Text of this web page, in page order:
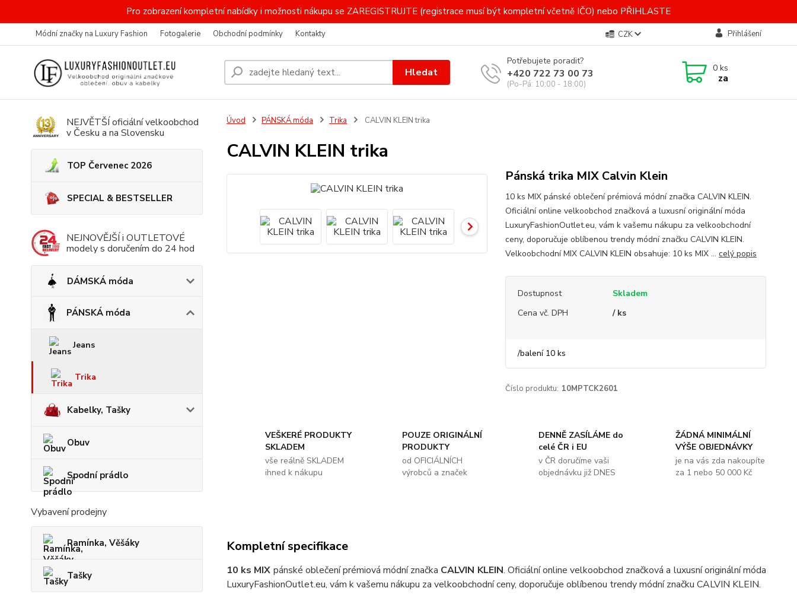
Pro zobrazení kompletní nabídky i možnosti nákupu se ZAREGISTRUJTE (registrace musí být kompletní včetně IČO) nebo PŘIHLASTE
Módní značky na Luxury Fashion Fotogalerie Obchodní podmínky Kontakty CZK Přihlášení
Hledat
Potřebujete poradit?
+420 722 73 00 73
(Po-Pá: 10:00 - 18:00)
0 ks
za
NEJVĚTŠÍ oficiální velkoobchod
v Česku a na Slovensku
TOP Červenec 2026
SPECIAL & BESTSELLER
NEJNOVĚJŠÍ i OUTLETOVÉ
modely s doručením do 24 hod
DÁMSKÁ móda
PÁNSKÁ móda
Jeans
Trika
Kabelky, Tašky
Obuv
Spodní prádlo
Vybavení prodejny
Ramínka, Věšáky
Tašky
Úvod PÁNSKÁ móda Trika CALVIN KLEIN trika
CALVIN KLEIN trika
Pánská trika MIX Calvin Klein
10 ks MIX pánské oblečení prémiová módní značka CALVIN KLEIN.
Oficiální online velkoobchod značková a luxusní originální móda
LuxuryFashionOutlet.eu, vám k vašemu nákupu za velkoobchodní
ceny, doporučuje oblíbenou trendy módní značku CALVIN KLEIN.
Velkoobchodní MIX CALVIN KLEIN obsahuje: 10 ks MIX ... celý popis
Dostupnost
Skladem
Cena vč. DPH
/ ks
/balení 10 ks
Číslo produktu: 10MPTCK2601
VEŠKERÉ PRODUKTY
SKLADEM
vše reálně SKLADEM
ihned k nákupu
POUZE ORIGINÁLNÍ
PRODUKTY
od OFICIÁLNÍCH
výrobců a značek
DENNĚ ZASÍLÁME do
celé ČR i EU
v ČR doručíme vaši
objednávku již DNES
ŽÁDNÁ MINIMÁLNÍ
VÝŠE OBJEDNÁVKY
je na vás zda nakoupíte
za 1 nebo 50 000 Kč
Kompletní specifikace
10 ks MIX pánské oblečení prémiová módní značka CALVIN KLEIN. Oficiální online velkoobchod značková a luxusní originální móda
LuxuryFashionOutlet.eu, vám k vašemu nákupu za velkoobchodní ceny, doporučuje oblíbenou trendy módní značku CALVIN KLEIN.